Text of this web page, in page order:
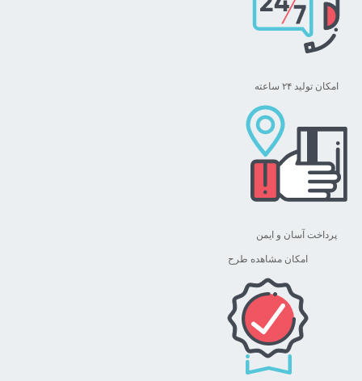
امکان تولید ۲۴ ساعته
پرداخت آسان و ایمن
امکان مشاهده طرح